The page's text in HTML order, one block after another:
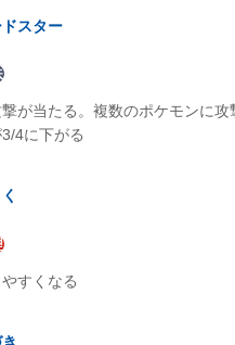
スター
が当たる。複数のポケモンに攻
4に下がる
すくなる